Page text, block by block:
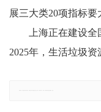
展三大类20项指标要
上海正在建设
2025年，生活垃圾资